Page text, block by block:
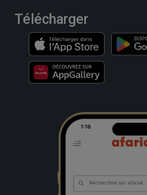
Télécharger